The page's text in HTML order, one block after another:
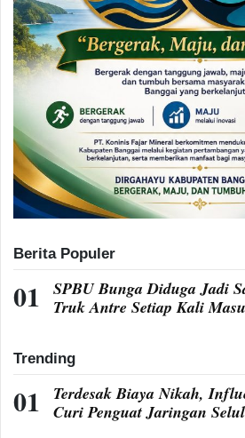
Berita Populer
SPBU Bunga Diduga Jadi
Truk Antre Setiap Kali
Trending
Terdesak Biaya Nikah,
Curi Penguat Jaringan